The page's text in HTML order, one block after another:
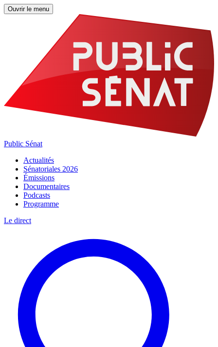
Ouvrir le menu
Public Sénat
Actualités
Sénatoriales 2026
Émissions
Documentaires
Podcasts
Programme
Le direct